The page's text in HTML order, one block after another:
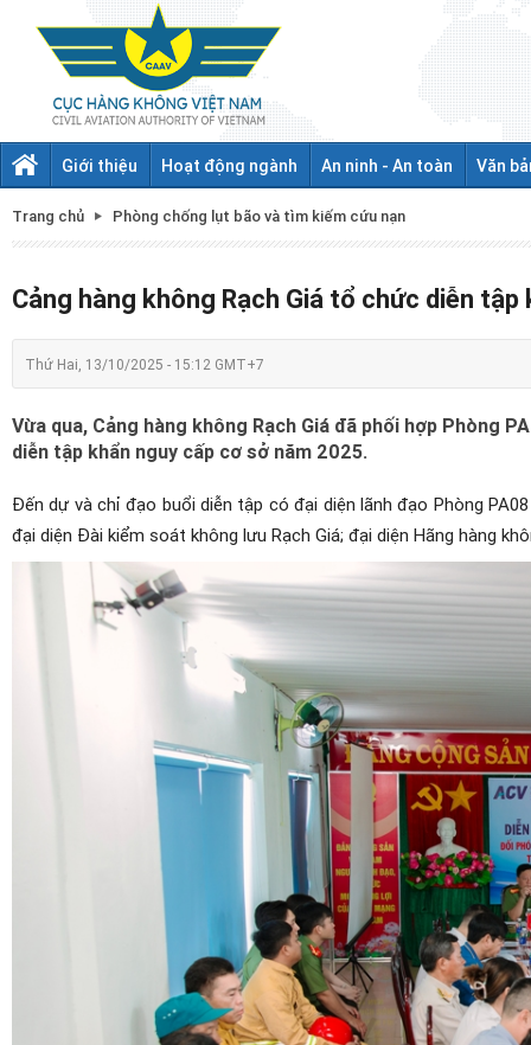
Giới thiệu Hoạt động ngành An ninh - An toàn Văn
Trang chủ Phòng chống lụt bão và tìm kiếm cứu nạn
Cảng hàng không Rạch Giá tổ chức diễn
Thứ Hai, 13/10/2025 - 15:12 GMT+7
Vừa qua, Cảng hàng không Rạch Giá đã phối hợp Phòng
diễn tập khẩn nguy cấp cơ sở năm 2025.
Đến dự và chỉ đạo buổi diễn tập có đại diện lãnh đạo Phòng
đại diện Đài kiểm soát không lưu Rạch Giá; đại diện Hãng hàng